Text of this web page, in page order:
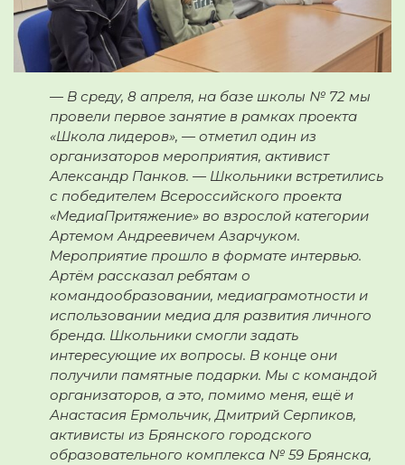
— В среду, 8 апреля, на базе школы № 72 мы
провели первое занятие в рамках проекта
«Школа лидеров», — отметил один из
организаторов мероприятия, активист
Александр Панков. — Школьники встретились
с победителем Всероссийского проекта
«МедиаПритяжение» во взрослой категории
Артемом Андреевичем Азарчуком.
Мероприятие прошло в формате интервью.
Артём рассказал ребятам о
командообразовании, медиаграмотности и
использовании медиа для развития личного
бренда. Школьники смогли задать
интересующие их вопросы. В конце они
получили памятные подарки. Мы с командой
организаторов, а это, помимо меня, ещё и
Анастасия Ермольчик, Дмитрий Серпиков,
активисты из Брянского городского
образовательного комплекса № 59 Брянска,